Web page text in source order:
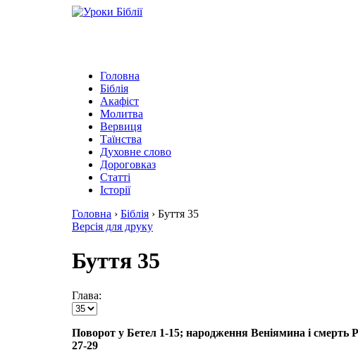
Головна
Біблія
Акафіст
Молитва
Вервиця
Таїнства
Духовне слово
Дороговказ
Cтатті
Історії
Головна › Біблія › Буття 35
Версія для друку
Буття 35
Глава:
Поворот у Бетел 1-15; народження Веніямина і смерть
27-29